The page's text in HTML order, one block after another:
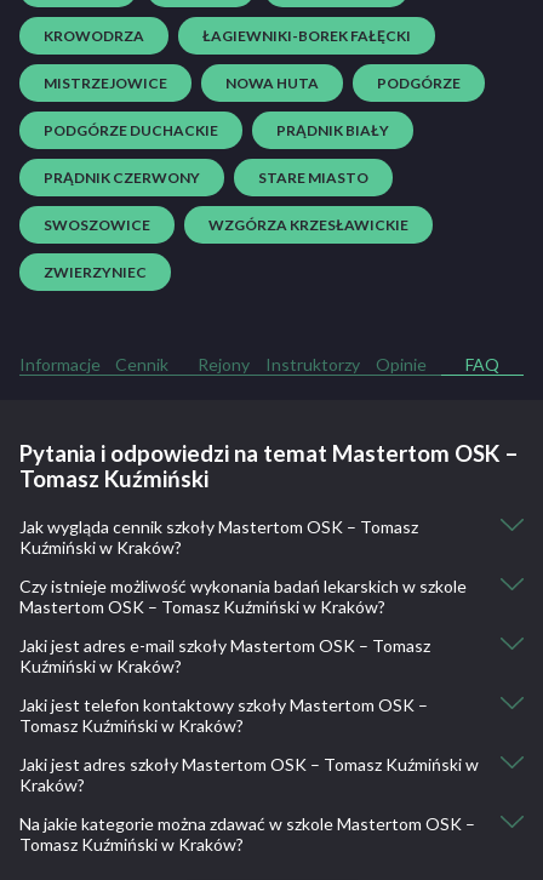
KROWODRZA ŁAGIEWNIKI-BOREK FAŁĘCKI
MISTRZEJOWICE NOWA HUTA PODGÓRZE
PODGÓRZE DUCHACKIE PRĄDNIK BIAŁY
PRĄDNIK CZERWONY STARE MIASTO
SWOSZOWICE WZGÓRZA KRZESŁAWICKIE
ZWIERZYNIEC
Informacje Cennik Rejony Instruktorzy Opinie FAQ
Pytania i odpowiedzi na temat Mastertom OSK –
Tomasz Kuźmiński
Jak wygląda cennik szkoły Mastertom OSK – Tomasz
Kuźmiński w Kraków?
Kurs Podstawowy: 2800
Kurs Praktyczny: 2700
Jazdy Doszkalające: 90
Czy istnieje możliwość wykonania badań lekarskich w szkole
Mastertom OSK – Tomasz Kuźmiński w Kraków?
Tak, istnieje taka możliwość.
Oferujemy pomoc w przeprowadzeniu badań lekarskich przed
rozpoczęciem kursu: dr Marek Góra, Tel. 601 487 128 - Przychodnia
Rejonowa os. Dywizjonu 303 lub ul. Krowoderska 17. Więcej
naszym.
Jaki jest adres e-mail szkoły Mastertom OSK – Tomasz
Kuźmiński w Kraków?
mastertom@mastertom.pl
Jaki jest telefon kontaktowy szkoły Mastertom OSK –
Tomasz Kuźmiński w Kraków?
501 691 248, 12 659 02 11
Jaki jest adres szkoły Mastertom OSK – Tomasz Kuźmiński w
Kraków?
Ks. Prałata Łaczka 49, Kraków
Na jakie kategorie można zdawać w szkole Mastertom OSK –
Tomasz Kuźmiński w Kraków?